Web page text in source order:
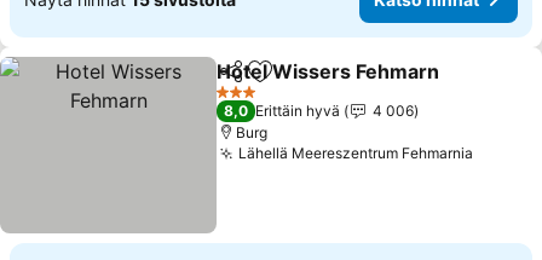
Jaa Lisää suosikkeihin
Hotel Wissers Fehmarn
3 Tähtiluokitus
8,0 Erittäin hyvä
4 006
Burg
Lähellä Meereszentrum Fehmarnia